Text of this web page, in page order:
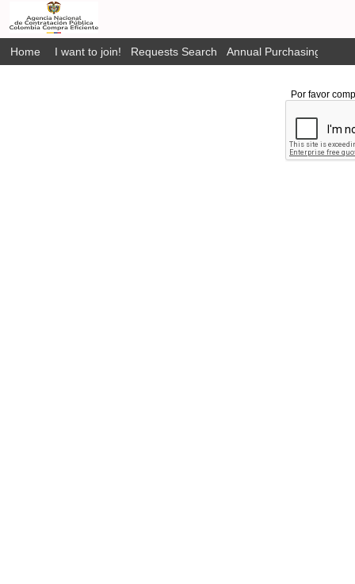
Home I want to join! Requests Search Annual Purchasing Plan
Por favor